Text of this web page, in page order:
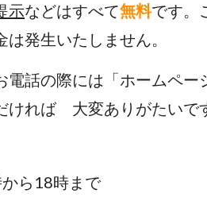
示などはすべて無料です。
発生いたしません。
電話の際には「ホームペー
ければ 大変ありがたいで
ら18時まで